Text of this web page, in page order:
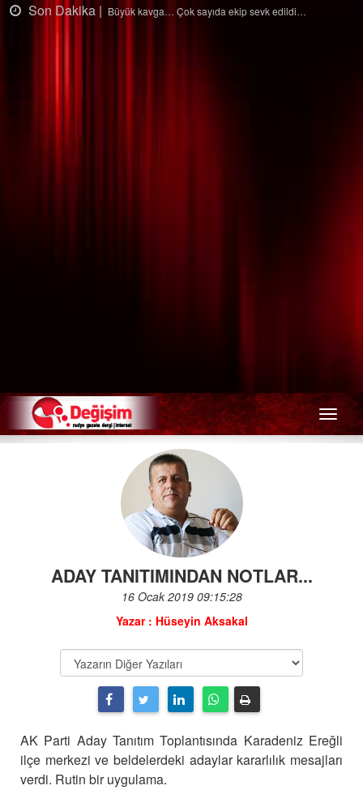
Son Dakika |Ağaçtan düştü…
Menü
ADAY TANITIMINDAN NOTLAR...
16 Ocak 2019 09:15:28
Yazar : Hüseyin Aksakal
AK Parti Aday Tanıtım Toplantısında Karadeniz Ereğli
ilçe merkezi ve beldelerdeki adaylar kararlılık mesajları
verdi. Rutin bir uygulama.